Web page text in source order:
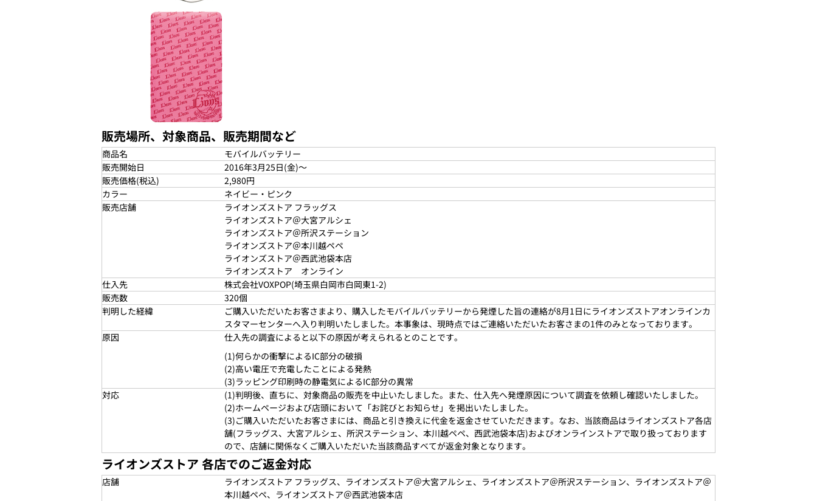
販売場所、対象商品、販売期間など
商品名
モバイルバッテリー
販売開始日
2016年3月25日(金)～
販売価格(税込)
2,980円
カラー
ネイビー・ピンク
販売店舗
ライオンズストア フラッグス
ライオンズストア＠大宮アルシェ
ライオンズストア＠所沢ステーション
ライオンズストア＠本川越ペペ
ライオンズストア＠西武池袋本店
ライオンズストア オンライン
仕入先
株式会社VOXPOP(埼玉県白岡市白岡東1-2)
販売数
320個
判明した経緯
ご購入いただいたお客さまより、購入したモバイルバッテリーから発煙した旨の連絡が8月1日にライオンズストアオンラインカ
スタマーセンターへ入り判明いたしました。本事象は、現時点ではご連絡いただいたお客さまの1件のみとなっております。
原因
仕入先の調査によると以下の原因が考えられるとのことです。
(1)何らかの衝撃によるIC部分の破損
(2)高い電圧で充電したことによる発熱
(3)ラッピング印刷時の静電気によるIC部分の異常
対応
(1)判明後、直ちに、対象商品の販売を中止いたしました。また、仕入先へ発煙原因について調査を依頼し確認いたしました。
(2)ホームページおよび店頭において「お詫びとお知らせ」を掲出いたしました。
(3)ご購入いただいたお客さまには、商品と引き換えに代金を返金させていただきます。なお、当該商品はライオンズストア各店
舗(フラッグス、大宮アルシェ、所沢ステーション、本川越ペペ、西武池袋本店)およびオンラインストアで取り扱っております
ので、店舗に関係なくご購入いただいた当該商品すべてが返金対象となります。
ライオンズストア 各店でのご返金対応
店舗
ライオンズストア フラッグス、ライオンズストア＠大宮アルシェ、ライオンズストア＠所沢ステーション、ライオンズストア＠
本川越ペペ、ライオンズストア＠西武池袋本店